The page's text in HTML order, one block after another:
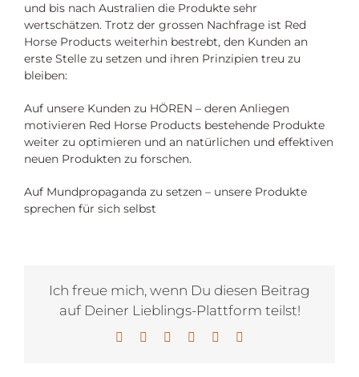
und bis nach Australien die Produkte sehr
wertschätzen. Trotz der grossen Nachfrage ist Red
Horse Products weiterhin bestrebt, den Kunden an
erste Stelle zu setzen und ihren Prinzipien treu zu
bleiben:
Auf unsere Kunden zu HÖREN – deren Anliegen
motivieren Red Horse Products bestehende Produkte
weiter zu optimieren und an natürlichen und effektiven
neuen Produkten zu forschen.
Auf Mundpropaganda zu setzen – unsere Produkte
sprechen für sich selbst
Ich freue mich, wenn Du diesen Beitrag
auf Deiner Lieblings-Plattform teilst!
Facebook LinkedInWhatsApp
Pinterest